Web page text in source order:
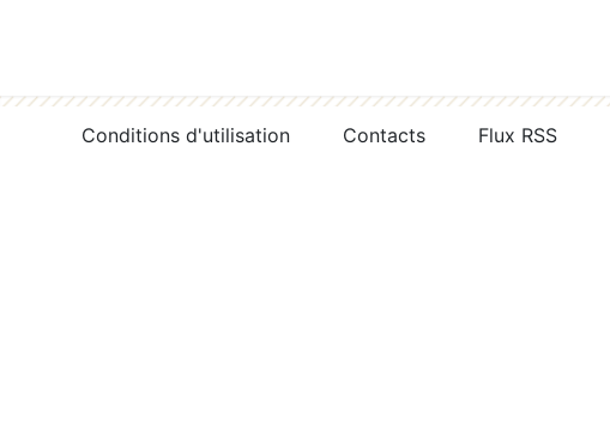
Conditions d'utilisation Contacts Flux RSS